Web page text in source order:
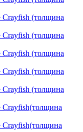
Crayfish (толщина
Crayfish (толщина
Crayfish (толщина
Crayfish (толщина
Crayfish (толщина
Crayfish(толщина
Crayfish(толщина